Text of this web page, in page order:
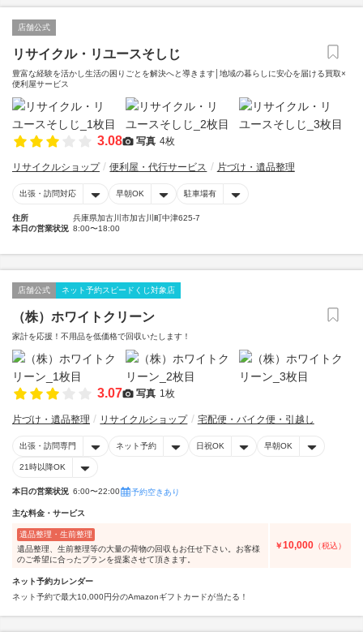
店舗公式
リサイクル・リユースそしじ
豊富な経験を活かし生活の困りごとを解決へと導きます│地域の暮らしに安心を届ける買取×
便利屋サービス
3.08 写真 4枚
リサイクルショップ 便利屋・代行サービス 片づけ・遺品整理
出張・訪問対応 早朝OK 駐車場有
住所
兵庫県加古川市加古川町中津625-7
本日の営業状況 8:00〜18:00
店舗公式 ネット予約スピードくじ対象店
（株）ホワイトクリーン
家計を応援！不用品を低価格で回収いたします！
3.07 写真 1枚
片づけ・遺品整理 リサイクルショップ 宅配便・バイク便・引越し
出張・訪問専門 ネット予約 日祝OK 早朝OK
21時以降OK
本日の営業状況 6:00〜22:00 予約空きあり
主な料金・サービス
遺品整理・生前整理
遺品整理、生前整理等の大量の荷物の回収もお任せ下さい。お客様
のご希望に合ったプランを提案させて頂きます。
￥10,000 （税込）
ネット予約カレンダー
ネット予約で最大10,000円分のAmazonギフトカードが当たる！